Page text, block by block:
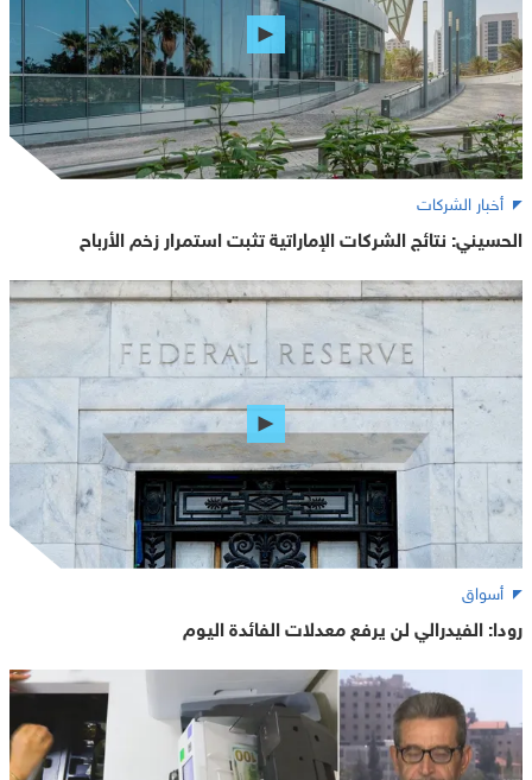
أخبار الشركات
الحسيني: نتائج الشركات الإماراتية تثبت استمرار زخم الأرباح
أسواق
رودا: الفيدرالي لن يرفع معدلات الفائدة اليوم